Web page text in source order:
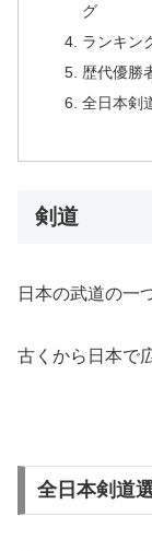
グ
ランキン
歴代優勝
全日本剣
剣道
日本の武道の一
古くから日本で
全日本剣道